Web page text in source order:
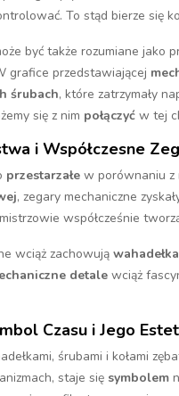
To stąd bierze się
być także rozumiane jako
grafice przedstawiającej
śrubach, które zatrzymały
się z nim połączyć w tej
i Współczesne
przestarzałe w porównaniu z
, zegary mechaniczne
współcześnie
wciąż zachowują wahadełka
detale wciąż
Czasu i Jego
śrubami i kołami
staje się symbolem